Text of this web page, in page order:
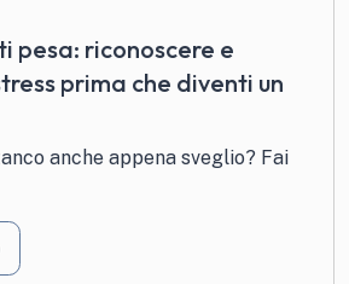
pesa: riconoscere e
prima che diventi un
anche appena sveglio? Fai